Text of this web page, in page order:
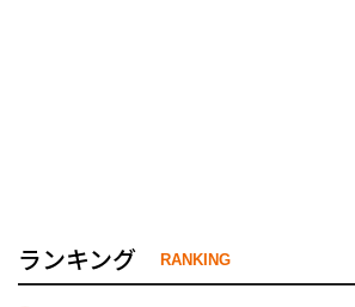
ランキング RANKING